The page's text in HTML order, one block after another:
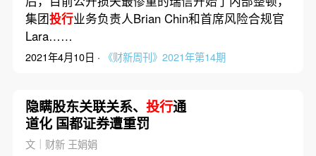
集团投行业务负责人Brian Chin和首席风险合规官
Lara……
2021年4月10日 · 《财新周刊》2021年第14期
隐瞒股东关联关系、 投行通
道化 国都证券遭重罚
文｜财新 王娟娟